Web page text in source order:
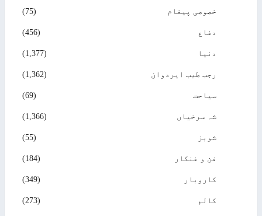
خصوصی پیغام (75)
دفاع (456)
دنیا (1,377)
رجب طیب ایردوان (1,362)
سیاحت (69)
شہ سرخیاں (1,366)
شوبز (55)
فن و فنکار (184)
کاروبار (349)
کالم (273)